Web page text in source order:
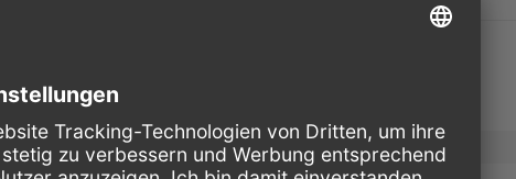
Partykarton